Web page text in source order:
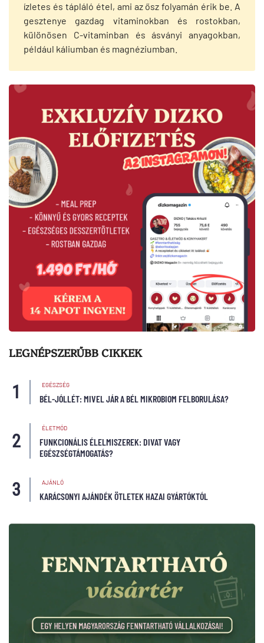
ízletes és tápláló étel, ami az ősz folyamán érik be. A
gesztenye gazdag vitaminokban és rostokban,
különösen C-vitaminban és ásványi anyagokban,
például káliumban és magnéziumban.
LEGNÉPSZERŰBB CIKKEK
EGÉSZSÉG
BÉL-JÓLLÉT: MIVEL JÁR A BÉL MIKROBIOM FELBORULÁSA?
ÉLETMÓD
FUNKCIONÁLIS ÉLELMISZEREK: DIVAT VAGY
EGÉSZSÉGTÁMOGATÁS?
AJÁNLÓ
KARÁCSONYI AJÁNDÉK ÖTLETEK HAZAI GYÁRTÓKTÓL